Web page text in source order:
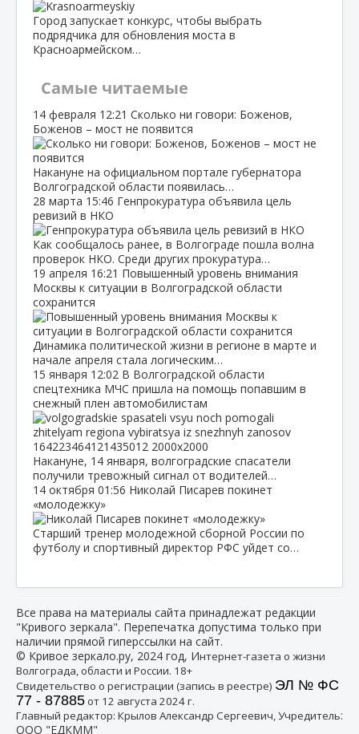
Город запускает конкурс, чтобы выбрать
подрядчика для обновления моста в
Красноармейском…
Самые читаемые
14 февраля 12:21 Сколько ни говори: Боженов,
Боженов – мост не появится
Накануне на официальном портале губернатора
Волгоградской области появилась…
28 марта 15:46 Генпрокуратура объявила цель
ревизий в НКО
Как сообщалось ранее, в Волгограде пошла волна
проверок НКО. Среди других прокуратура…
19 апреля 16:21 Повышенный уровень внимания
Москвы к ситуации в Волгоградской области
сохранится
Динамика политической жизни в регионе в марте и
начале апреля стала логическим…
15 января 12:02 В Волгоградской области
спецтехника МЧС пришла на помощь попавшим в
снежный плен автомобилистам
Накануне, 14 января, волгоградские спасатели
получили тревожный сигнал от водителей…
14 октября 01:56 Николай Писарев покинет
«молодежку»
Старший тренер молодежной сборной России по
футболу и спортивный директор РФС уйдет со…
Все права на материалы сайта принадлежат редакции
"Кривого зеркала". Перепечатка допустима только при
наличии прямой гиперссылки на сайт.
© Кривое зеркало.ру, 2024 год, Интернет-газета о жизни
Волгограда, области и России. 18+
Свидетельство о регистрации (запись в реестре) ЭЛ № ФС
77 - 87885от 12 августа 2024 г.
Главный редактор: Крылов Александр Сергеевич, Учредитель:
ООО "ЕДКММ"